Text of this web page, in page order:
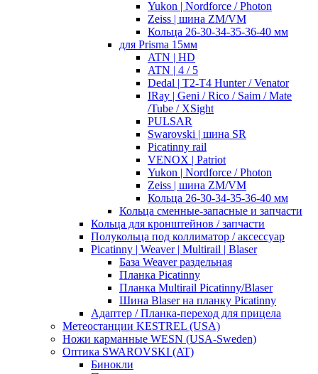
Yukon | Nordforce / Photon
Zeiss | шина ZM/VM
Кольца 26-30-34-35-36-40 мм
для Prisma 15мм
ATN | HD
ATN | 4 / 5
Dedal | T2-T4 Hunter / Venator
IRay | Geni / Rico / Saim / Mate
/Tube / XSight
PULSAR
Swarovski | шина SR
Picatinny rail
VENOX | Patriot
Yukon | Nordforce / Photon
Zeiss | шина ZM/VM
Кольца 26-30-34-35-36-40 мм
Кольца сменные-запасные и запчасти
Кольца для кронштейнов / запчасти
Полукольца под коллиматор / аксессуар
Picatinny | Weaver | Multirail | Blaser
База Weaver раздельная
Планка Picatinny
Планка Multirail Picatinny/Blaser
Шина Blaser на планку Picatinny
Адаптер / Планка-переход для прицела
Метеостанции KESTREL (USA)
Ножи карманные WESN (USA-Sweden)
Оптика SWAROVSKI (AT)
Бинокли